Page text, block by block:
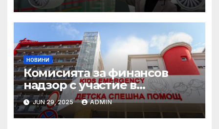
НОВИНИ
Комисията за финансов
надзор с участие в
конференцията „Промени в
пенсионния модел в
България“
JUN 29, 2025 ADMIN